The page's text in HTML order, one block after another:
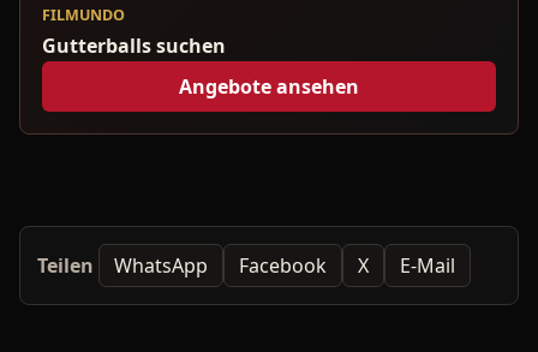
FILMUNDO
Gutterballs suchen
Angebote ansehen
Teilen WhatsApp Facebook X E-Mail